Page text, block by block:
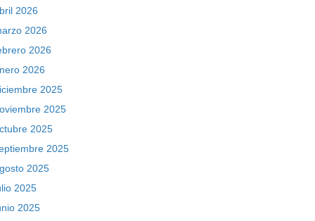
2026
2026
2026
2026
2025
2025
2025
2025
2025
2025
2025